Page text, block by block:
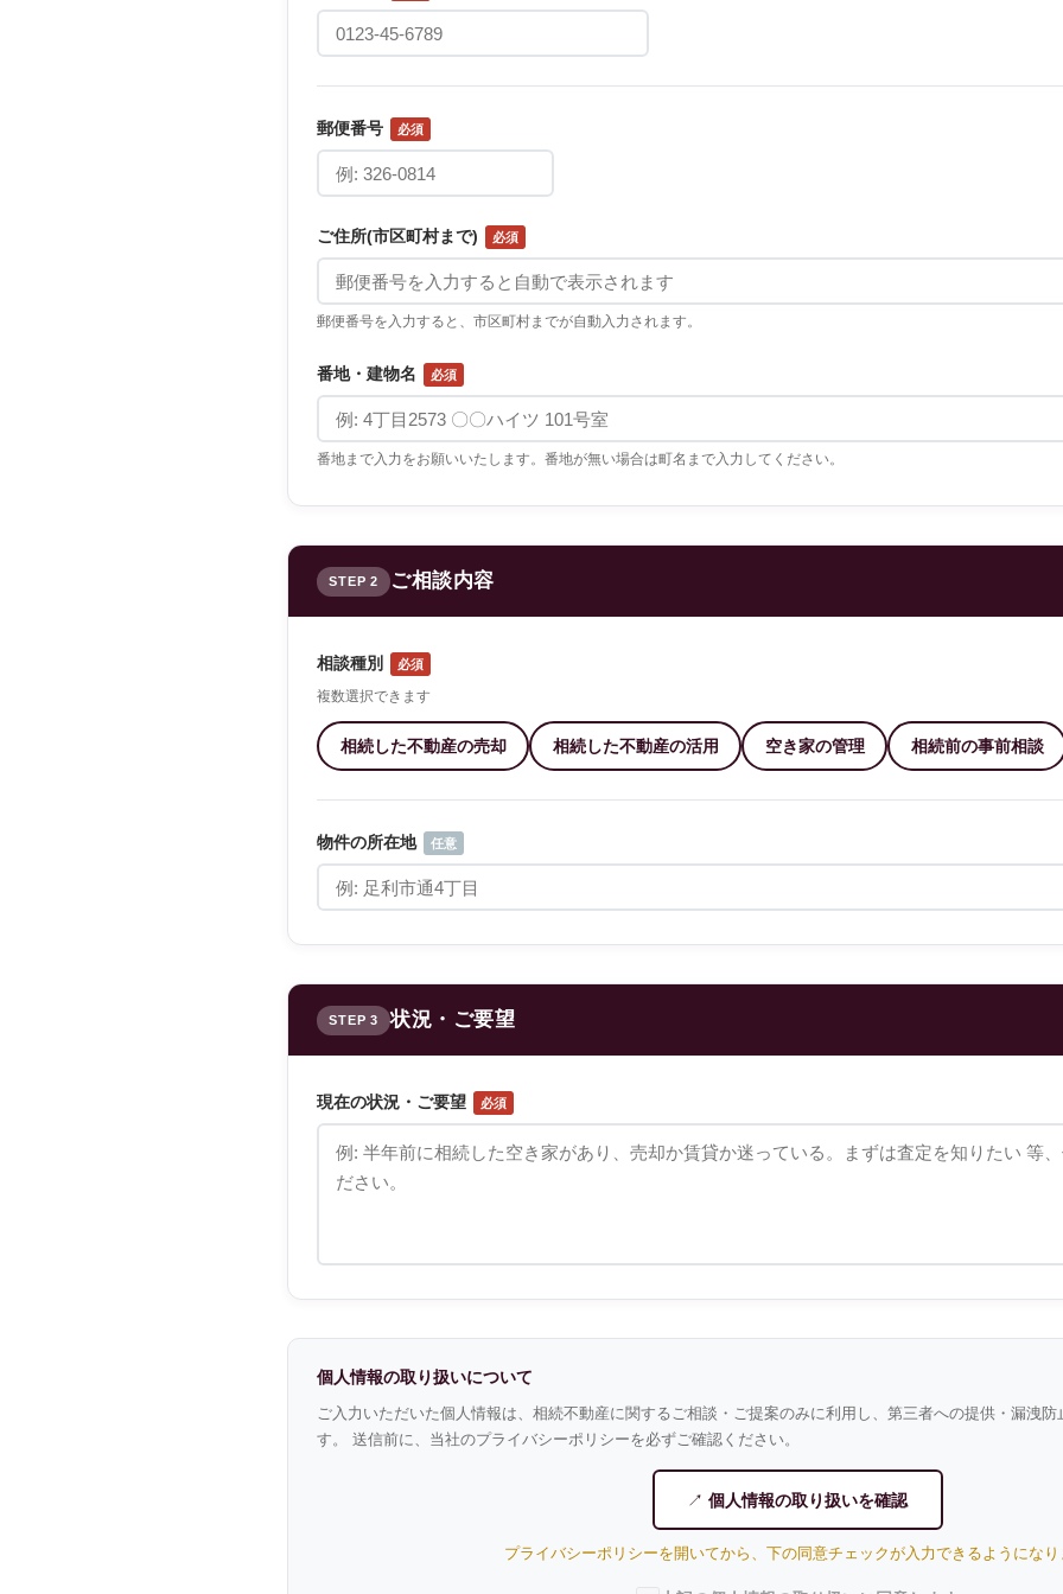
郵便番号 必須
ご住所(市区町村まで) 必須
郵便番号を入力すると、市区町村までが自動入力されます。
番地・建物名 必須
番地まで入力をお願いいたします。番地が無い場合は町名まで入力してください。
STEP 2 ご相談内容
相談種別 必須
複数選択できます
相続した不動産の売却 相続した不動産の活用 空き家の管理 相続前の事前相談
物件の所在地 任意
STEP 3 状況・ご要望
現在の状況・ご要望 必須
個人情報の取り扱いについて
ご入力いただいた個人情報は、相続不動産に関するご相談・ご提案のみに利用し、第三者への提供・漏洩
す。 送信前に、当社のプライバシーポリシーを必ずご確認ください。
個人情報の取り扱いを確認
プライバシーポリシーを開いてから、下の同意チェックが入力できるようになり